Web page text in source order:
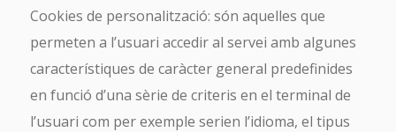
Cookies de personalització: són aquelles que
permeten a l’usuari accedir al servei amb algunes
característiques de caràcter general predefinides
en funció d’una sèrie de criteris en el terminal de
l’usuari com per exemple serien l’idioma, el tipus